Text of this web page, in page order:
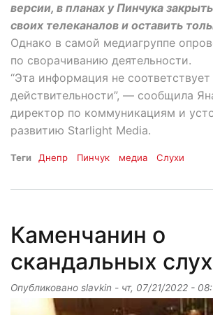
версии, в планах у Пинчука
своих телеканалов и оставить
Однако в самой медиагруппе
по сворачиванию деятельности.
“Эта информация не соответствует
действительности”, — сообщила
директор по коммуникациям и
развитию Starlight Media.
Теги Днепр Пинчук медиа Слухи
Каменчанин о
скандальных
Опубликовано slavkin - чт, 07/21/2022 -